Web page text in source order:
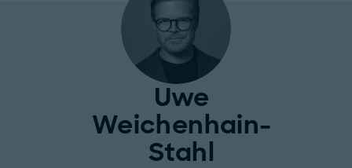
Uwe
Weichenhain-
Stahl